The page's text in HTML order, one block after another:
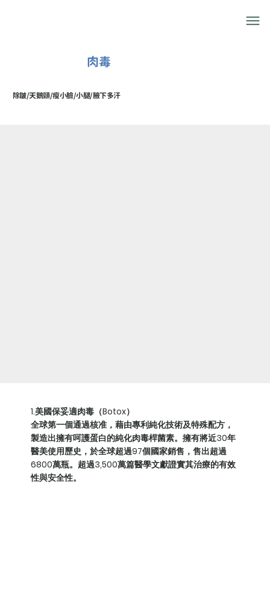
肉毒
除皺/天鵝頸/瘦小臉/小腿/腋下多汗
​1.美國保妥適肉毒（Botox）
全球第一個通過核准，藉由專利純化技術及特殊配方，
製造出擁有呵護蛋白的純化肉毒桿菌素。擁有將近30年
醫美使用歷史，於全球超過97個國家銷售，售出超過
6800萬瓶。超過3,500萬篇醫學文獻證實其治療的有效
性與安全性。